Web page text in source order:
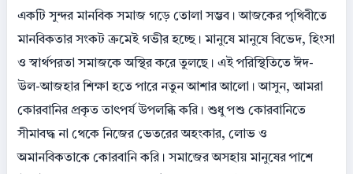
একটি সুন্দর মানবিক সমাজ গড়ে তোলা সম্ভব। আজকের পৃথিবীতে
মানবিকতার সংকট ক্রমেই গভীর হচ্ছে। মানুষে মানুষে বিভেদ, হিংসা
ও স্বার্থপরতা সমাজকে অস্থির করে তুলছে। এই পরিস্থিতিতে ঈদ-
উল-আজহার শিক্ষা হতে পারে নতুন আশার আলো। আসুন, আমরা
কোরবানির প্রকৃত তাৎপর্য উপলব্ধি করি। শুধু পশু কোরবানিতে
সীমাবদ্ধ না থেকে নিজের ভেতরের অহংকার, লোভ ও
অমানবিকতাকে কোরবানি করি। সমাজের অসহায় মানুষের পাশে